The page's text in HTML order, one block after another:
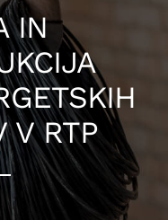
IN
V RTP